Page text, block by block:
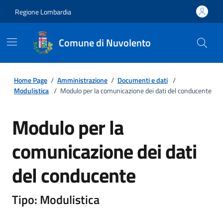
Regione Lombardia
Comune di Nuvolento
Home Page / Amministrazione / Documenti e dati /
Modulistica / Modulo per la comunicazione dei dati del conducente
Modulo per la
comunicazione dei dati
del conducente
Tipo: Modulistica